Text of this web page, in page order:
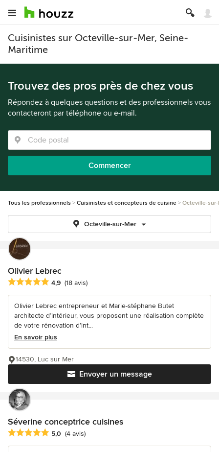
Cuisinistes sur Octeville-sur-Mer, Seine-
Maritime
Trouvez des pros près de chez vous
Répondez à quelques questions et des professionnels vous
contacteront par téléphone ou e-mail.
Commencer
Tous les professionnels Cuisinistes et concepteurs de cuisine Octeville-
Octeville-sur-Mer
Olivier Lebrec
Note moyenne : 4.9 étoiles sur 5
4,9 (18 avis)
Olivier Lebrec entrepreneur et Marie-stéphane Butet
architecte d’intérieur, vous proposent une réalisation complète
de votre rénovation d’int...
En savoir plus
Envoyer un message
14530, Luc sur Mer
Séverine conceptrice cuisines
Note moyenne : 5 étoiles sur 5
5,0 (4 avis)